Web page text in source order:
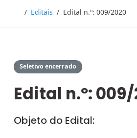
InícioEditais Edital n.º: 009/2020
Seletivo encerrado
Edital n.º:
Objeto do Edital: